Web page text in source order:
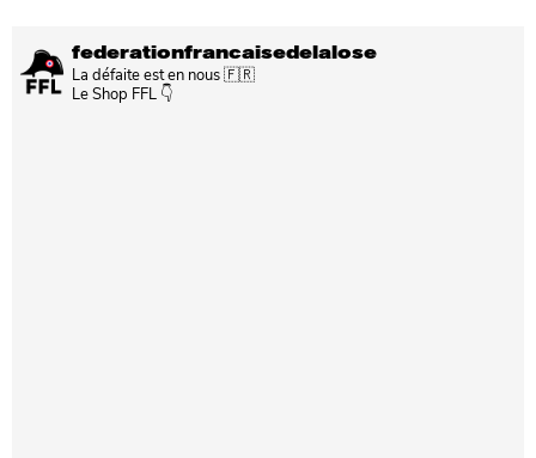
federationfrancaisedelalose
La défaite est en nous 🇫🇷
Le Shop FFL 👇